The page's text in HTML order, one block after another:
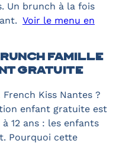
Un brunch à la fois
Voir le menu en
famille
gratuite
Kiss Nantes ?
enfant gratuite est
12 ans : les enfants
Pourquoi cette